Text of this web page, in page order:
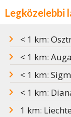
Legközelebbi
< 1 km:
< 1 km:
< 1 km:
< 1 km:
1 km: